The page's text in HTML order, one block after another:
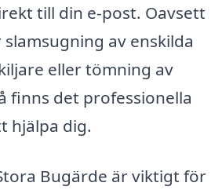
till din e-post. Oavsett
av enskilda
eller tömning av
finns det professionella
hjälpa dig.
Bugärde är viktigt för